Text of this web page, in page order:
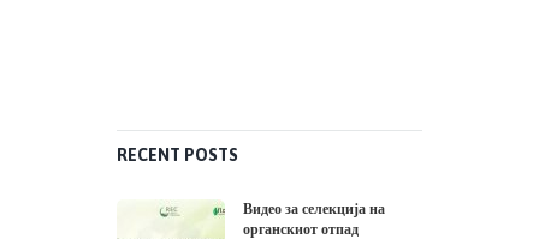
RECENT POSTS
Видео за селекција на
органскиот отпад